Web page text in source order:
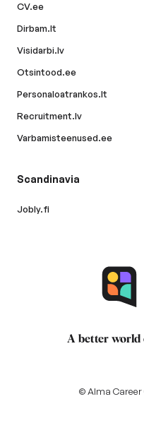
CV.ee
Dirbam.lt
Visidarbi.lv
Otsintood.ee
Personaloatrankos.lt
Recruitment.lv
Varbamisteenused.ee
Scandinavia
Jobly.fi
A better
© Alma Career